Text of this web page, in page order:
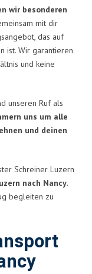
wir besonderen
mit dir
das auf
ist. Wir garantieren
und keine
unseren Ruf als
uns um alle
und deinen
Schreiner Luzern
nach Nancy.
begleiten zu